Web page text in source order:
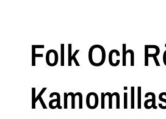
Folk Och